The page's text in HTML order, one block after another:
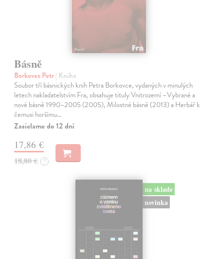
Básně
Borkovec Petr| Kniha
Soubor tří básnických knih Petra Borkovce, vydaných v minulých
letech nakladatelstvím Fra, obsahuje tituly Vnitrozemí –Vybrané a
nové básně 1990–2005 (2005), Milostné básně (2013) a Herbář k
čemusi horšímu…
Zasielame do 12 dní
17,86 €
18,80 € ?
na sklade
novinka